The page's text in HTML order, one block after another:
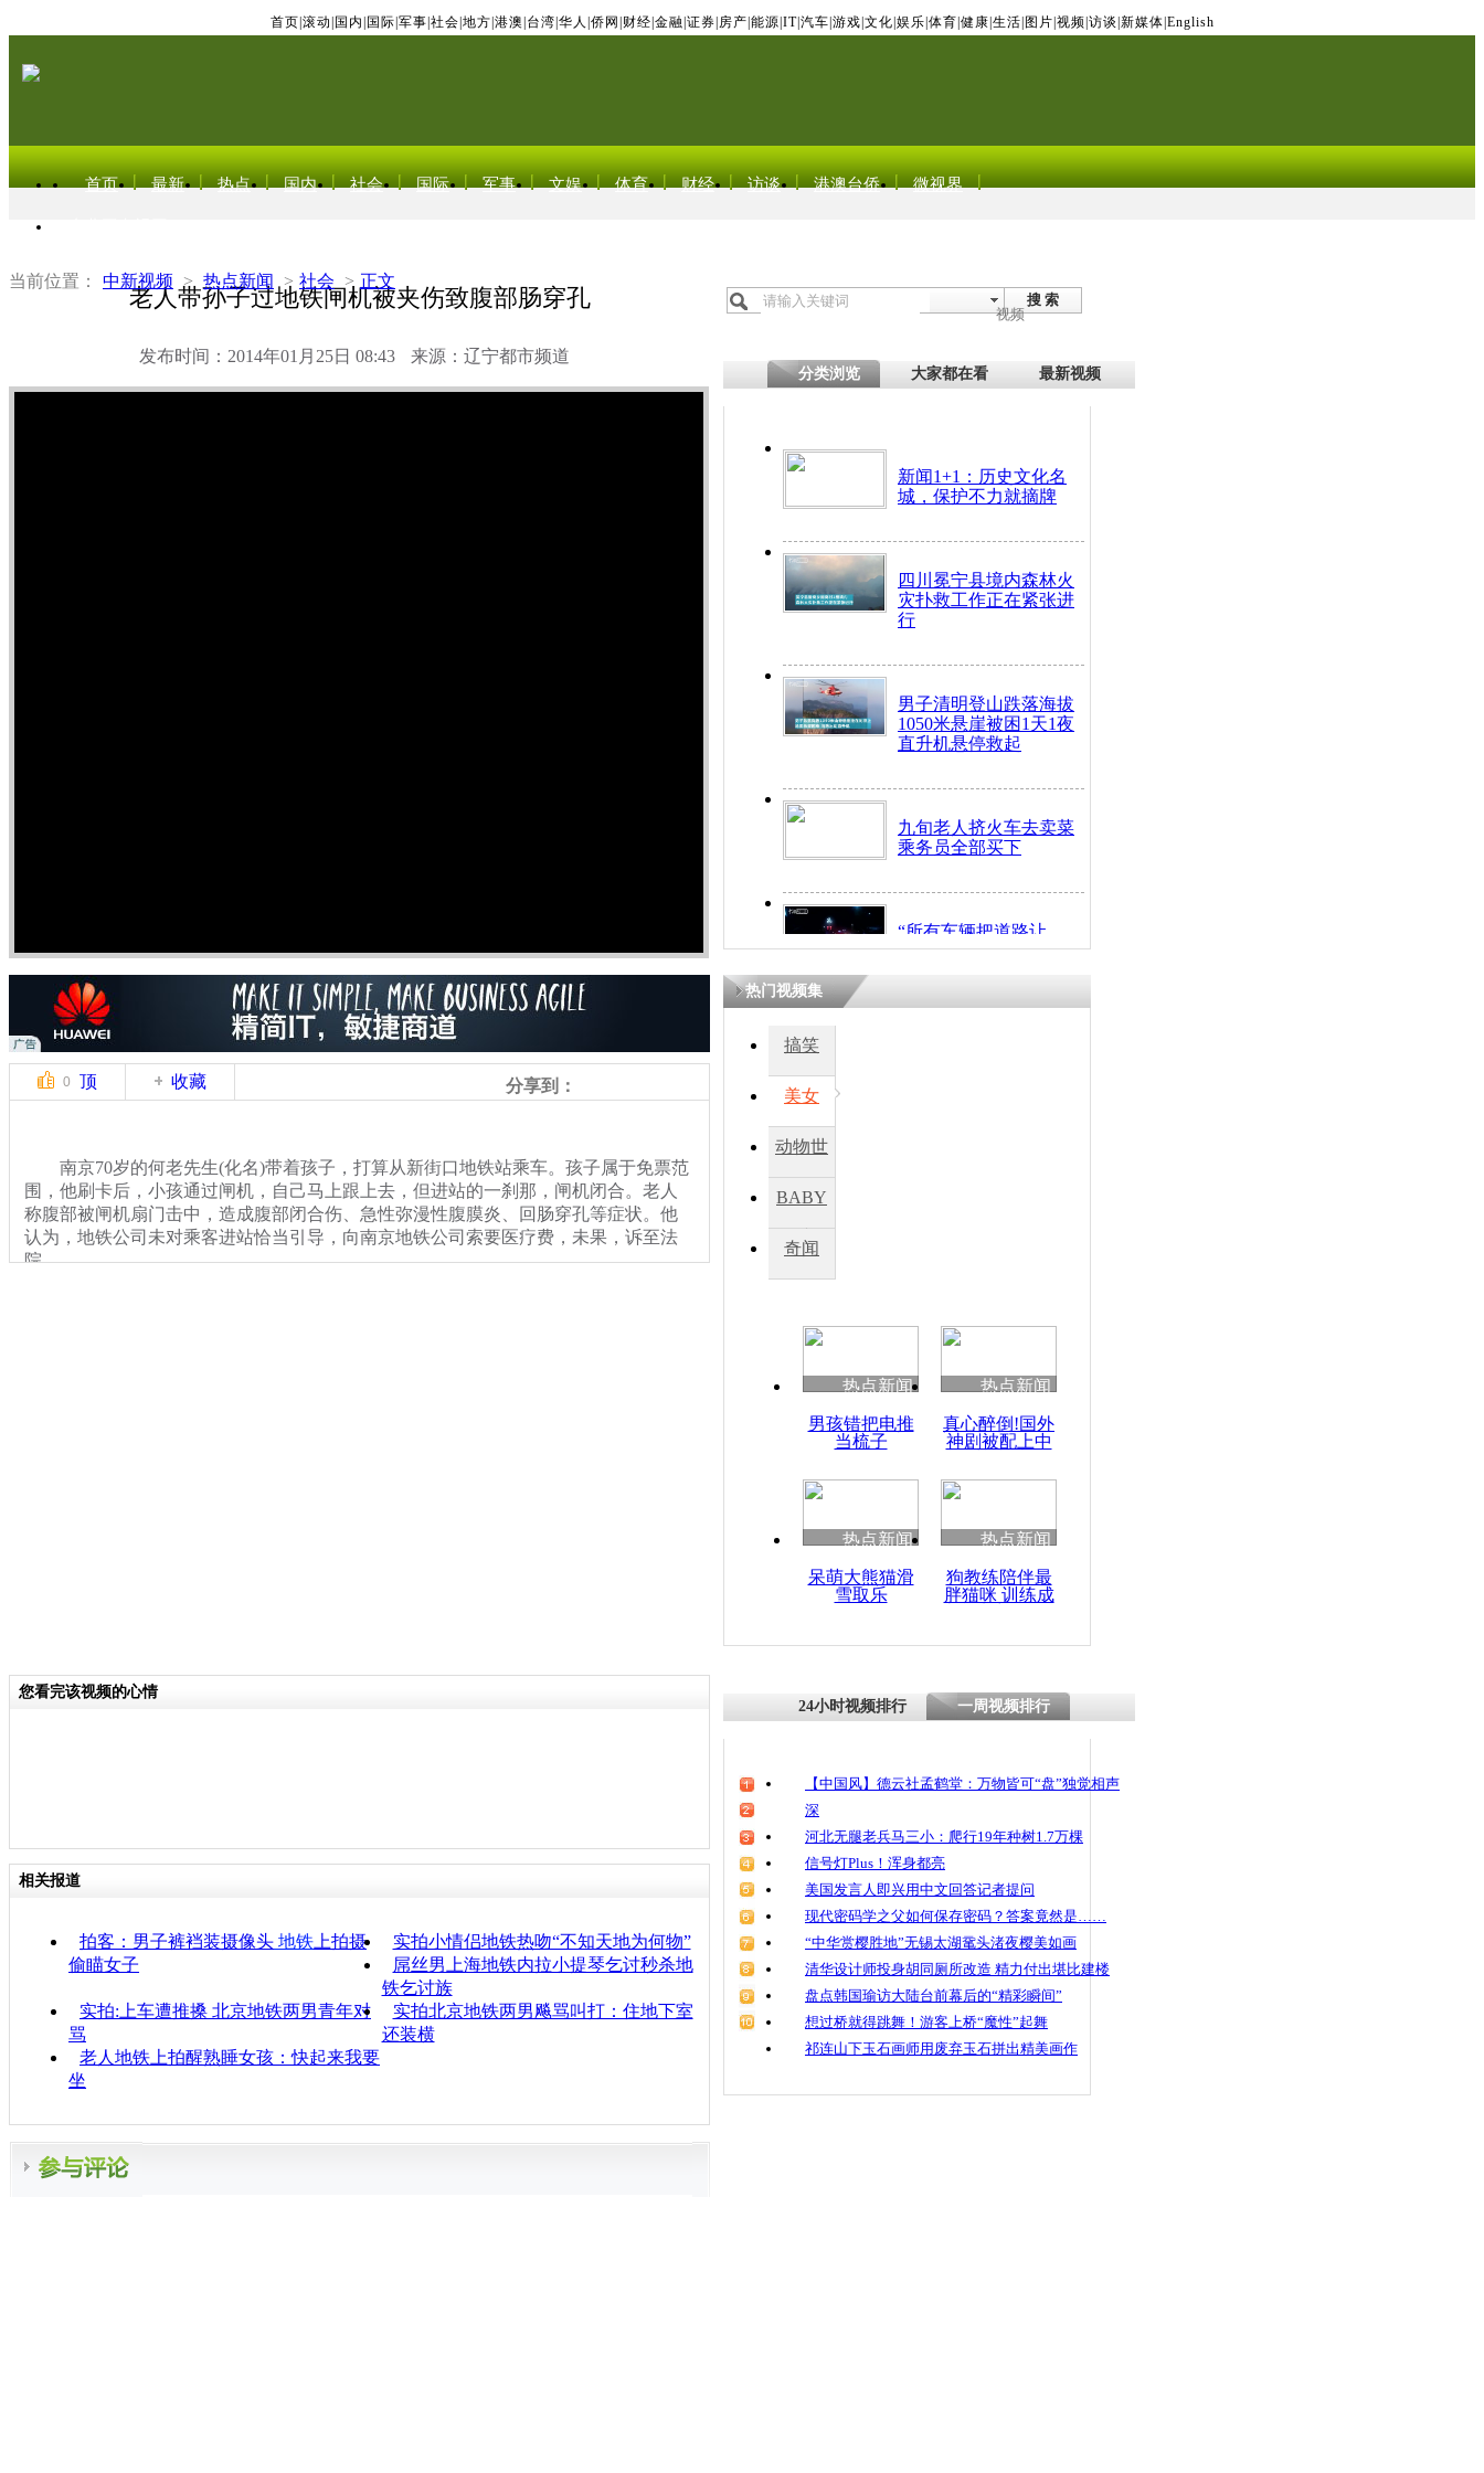
首页 滚动 国内 国际 军事 社会 地方 港澳 台湾 华人 侨网 财经 金融 证券 房产 能源 IT| 汽车 游戏 文化 娱乐 体育 健康 生活 图片 视频 访谈 新媒体 English
首页 最新 热点 国内 社会 国际 军事 文娱 体育 财经 访谈 港澳台侨 微视界
当前位置： 中新视频 > 热点新闻 > 社会 > 正文
老人带孙子过地铁闸机被夹伤致腹部肠穿孔
发布时间：2014年01月25日 08:43 来源：辽宁都市频道
搜 索
视频
分类浏览 大家都在看 最新视频
新闻1+1：历史文化名
城，保护不力就摘牌
四川冕宁县境内森林火
灾扑救工作正在紧张进
行
男子清明登山跌落海拔
1050米悬崖被困1天1夜
直升机悬停救起
九旬老人挤火车去卖菜
乘务员全部买下
“所有车辆把道路让
开！”儿童突发疾病交
因
度苗族花山节
魂
0 顶 收藏 分享到：
南京70岁的何老先生(化名)带着孩子，打算从新街口地铁站乘车。孩子属于免票范
围，他刷卡后，小孩通过闸机，自己马上跟上去，但进站的一刹那，闸机闭合。老人
称腹部被闸机扇门击中，造成腹部闭合伤、急性弥漫性腹膜炎、回肠穿孔等症状。他
认为，地铁公司未对乘客进站恰当引导，向南京地铁公司索要医疗费，未果，诉至法
院。
热门视频集
搞笑
美女
动物世
BABY
秀
奇闻
热点新闻
男孩错把电推
当梳子
热点新闻
真心醉倒!国外
神剧被配上中
热点新闻
呆萌大熊猫滑
雪取乐
热点新闻
狗教练陪伴最
胖猫咪 训练成
您看完该视频的心情
相关报道
拍客：男子裤裆装摄像头 地铁 上拍摄
偷瞄女子
实拍小情侣地铁热吻“不知天地为何物”
屌丝男上海地铁内拉小提琴乞讨秒杀地
铁乞讨族
实拍:上车遭推搡 北京地铁两男青年对
骂
实拍北京地铁两男飚骂叫打：住地下室
还装横
老人地铁上拍醒熟睡女孩：快起来我要
坐
24小时视频排行 一周视频排行
【中国风】德云社孟鹤堂：万物皆可“盘”独觉相声
深
河北无腿老兵马三小：爬行19年种树1.7万棵
信号灯Plus！浑身都亮
美国发言人即兴用中文回答记者提问
现代密码学之父如何保存密码？答案竟然是……
“中华赏樱胜地”无锡太湖鼋头渚夜樱美如画
清华设计师投身胡同厕所改造 精力付出堪比建楼
盘点韩国瑜访大陆台前幕后的“精彩瞬间”
想过桥就得跳舞！游客上桥“魔性”起舞
祁连山下玉石画师用废弃玉石拼出精美画作